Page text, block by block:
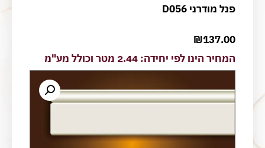
פנל מודרני D056
₪137.00
המחיר הינו לפי יחידה: 2.44 מטר וכולל מע"מ